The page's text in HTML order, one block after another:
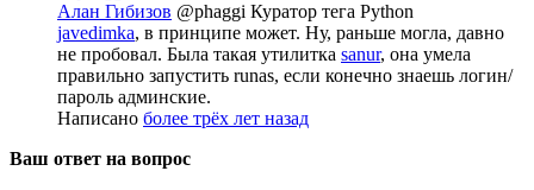
Алан Гибизов @phaggi Куратор тега Python
javedimka, в принципе может. Ну, раньше могла, давно
не пробовал. Была такая утилитка sanur, она умела
правильно запустить runas, если конечно знаешь логин/
пароль админские.
Написано более трёх лет назад
Ваш ответ на вопрос